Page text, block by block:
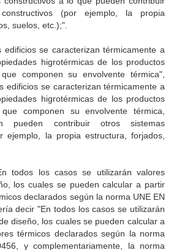
(por ejemplo, la propia
suelos, etc.);".
edificios se caracterizan térmicamente a
higrotérmicas de los productos
componen su envolvente térmica",
edificios se caracterizan térmicamente a
higrotérmicas de los productos
componen su envolvente térmica,
pueden contribuir otros sistemas
ejemplo, la propia estructura, forjados,
todos los casos se utilizarán valores
los cuales se pueden calcular a partir
declarados según la norma UNE EN
decir "En todos los casos se utilizarán
diseño, los cuales se pueden calcular a
térmicos declarados según la norma
y complementariamente, la norma